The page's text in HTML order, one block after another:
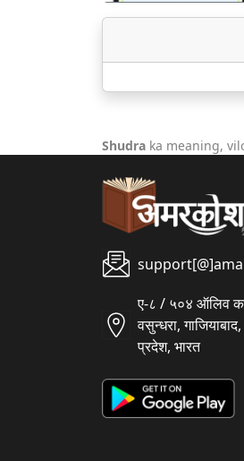
Shudra ka meaning,
ए-८ / ५०४ ऑलिव
वसुन्धरा,
प्रदेश, भारत